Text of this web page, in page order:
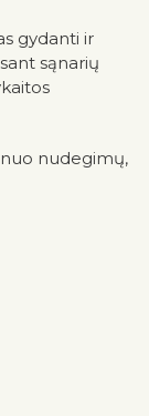
gydanti ir
sąnarių
nudegimų,